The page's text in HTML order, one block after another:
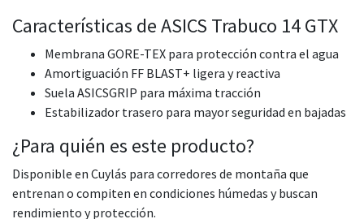
Características de ASICS Trabuco 14 GTX
Membrana GORE-TEX para protección contra el agua
Amortiguación FF BLAST+ ligera y reactiva
Suela ASICSGRIP para máxima tracción
Estabilizador trasero para mayor seguridad en bajadas
¿Para quién es este producto?
Disponible en Cuylás para corredores de montaña que
entrenan o compiten en condiciones húmedas y buscan
rendimiento y protección.